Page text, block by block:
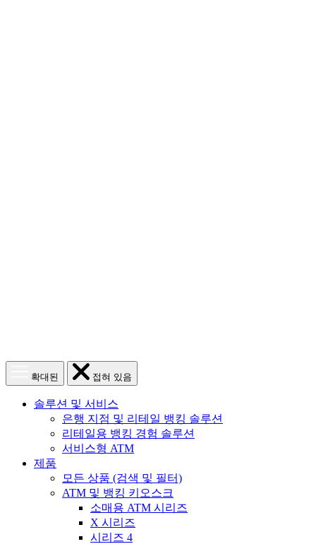
확대된
메
뉴
기
접혀 있음
솔루션 및 서비스
은행 지점 및 리테일 뱅킹 솔루션
리테일용 뱅킹 경험 솔루션
서비스형 ATM
제품
모든 상품 (검색 및 필터)
ATM 및 뱅킹 키오스크
소매용 ATM 시리즈
X 시리즈
시리즈 4